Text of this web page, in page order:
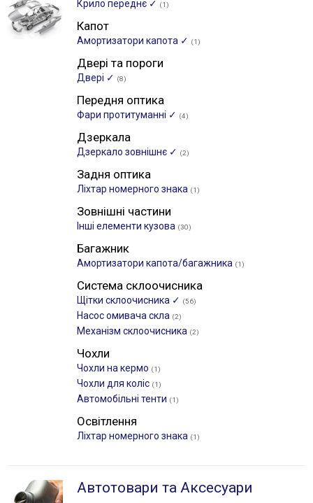
Крило переднє ✓ (1)
Капот
Амортизатори капота ✓ (1)
Двері та пороги
Двері ✓ (8)
Передня оптика
Фари протитуманні ✓ (4)
Дзеркала
Дзеркало зовнішнє ✓ (2)
Задня оптика
Ліхтар номерного знака (1)
Зовнішні частини
Інші елементи кузова (30)
Багажник
Амортизатори капота/багажника (1)
Система склоочисника
Щітки склоочиcника ✓ (56)
Насос омивача скла (2)
Механізм склоочисника (2)
Чохли
Чохли на кермо (1)
Чохли для коліс (1)
Автомобільні тенти (1)
Освітлення
Ліхтар номерного знака (1)
Автотовари та Аксесуари